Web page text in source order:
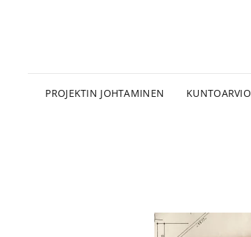
PROJEKTIN JOHTAMINEN KUNTOARVIO